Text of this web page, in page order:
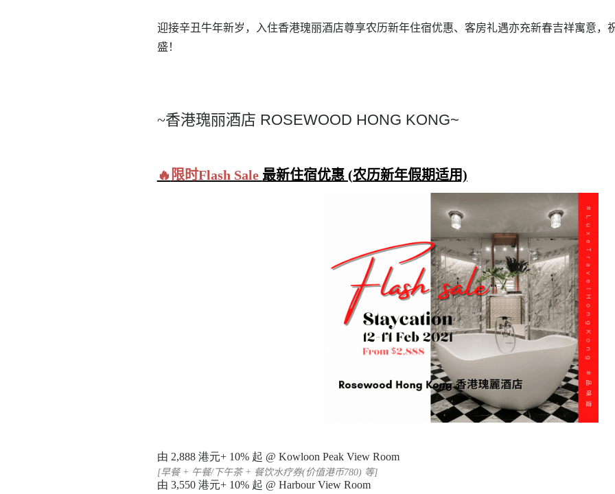
迎接辛丑牛年新岁，入住香港瑰丽酒店尊享农历新年住宿优惠、客房礼遇亦充新春吉祥寓意，
盛！
~香港瑰丽酒店 ROSEWOOD HONG KONG~
🔥 限时Flash Sale 最新住宿优惠 (农历新年假期适用)
由 2,888 港元+ 10% 起 @ Kowloon Peak View Room
[早餐 + 午餐/下午茶 + 餐饮水疗券(价值港币780) 等]
由 3,550 港元+ 10% 起 @ Harbour View Room